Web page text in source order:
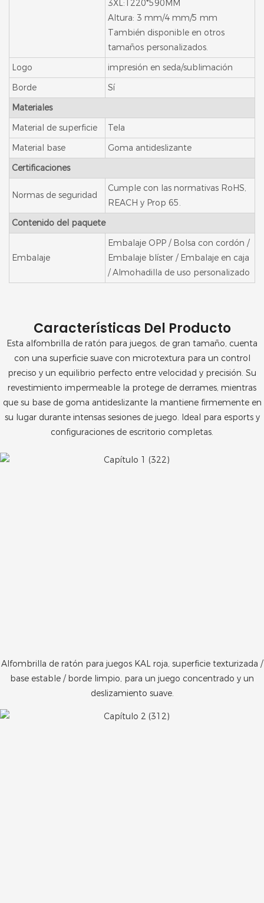
3XL:1220*590MM
Altura: 3 mm/4 mm/5 mm
También disponible en otros
tamaños personalizados.
Logo
impresión en seda/sublimación
Borde
Sí
Materiales
Material de superficie
Tela
Material base
Goma antideslizante
Certificaciones
Normas de seguridad
Cumple con las normativas RoHS,
REACH y Prop 65.
Contenido del paquete
Embalaje
Embalaje OPP / Bolsa con cordón /
Embalaje blíster / Embalaje en caja
/ Almohadilla de uso personalizado
Características Del Producto
Esta alfombrilla de ratón para juegos, de gran tamaño, cuenta
con una superficie suave con microtextura para un control
preciso y un equilibrio perfecto entre velocidad y precisión. Su
revestimiento impermeable la protege de derrames, mientras
que su base de goma antideslizante la mantiene firmemente en
su lugar durante intensas sesiones de juego. Ideal para esports y
configuraciones de escritorio completas.
Alfombrilla de ratón para juegos KAL roja, superficie texturizada /
base estable / borde limpio, para un juego concentrado y un
deslizamiento suave.